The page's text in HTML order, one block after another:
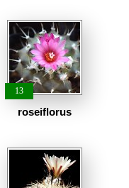
13
roseiflorus